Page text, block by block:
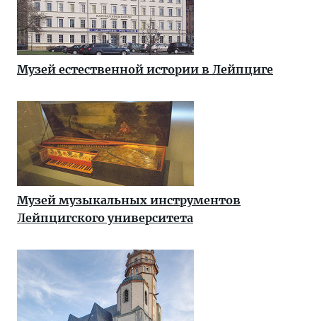
Музей естественной истории в Лейпциге
Музей музыкальных инструментов
Лейпцигского университета